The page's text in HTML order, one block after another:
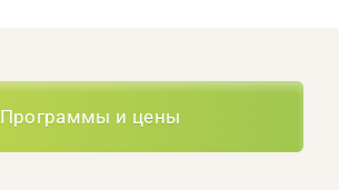
Программы и цены